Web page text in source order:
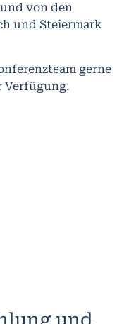
von den
und Steiermark
gerne
Verfügung.